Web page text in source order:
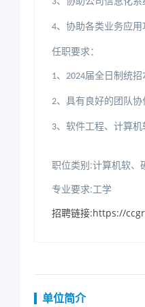
4、协助各类业务应用
任职要求：
1、 2024届全日制统招
2、具有良好的团队协
3、软件工程、计算机
职位类别:计算机软、
专业要求:工学
招聘链接:https://
单位简介